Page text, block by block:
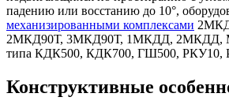
падению или восстанию до 10°,
механизированными комплексами
2МКД90Т, 3МКД90Т, 1МКДД, 2МКДД,
типа КДК500, КДК700, ГШ500, РКУ10,
Конструктивные